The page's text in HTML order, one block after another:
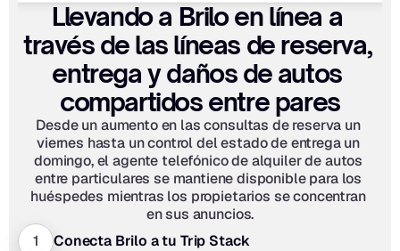
Llevando a Brilo en línea a
través de las líneas de reserva,
entrega y daños de autos
compartidos entre pares
Desde un aumento en las consultas de reserva un
viernes hasta un control del estado de entrega un
domingo, el agente telefónico de alquiler de autos
entre particulares se mantiene disponible para los
huéspedes mientras los propietarios se concentran
en sus anuncios.
1
Conecta Brilo a tu Trip Stack